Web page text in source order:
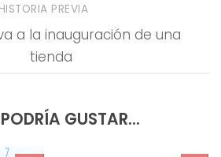
HISTORIA PREVIA
a la inauguración de una
tienda
GUSTAR...